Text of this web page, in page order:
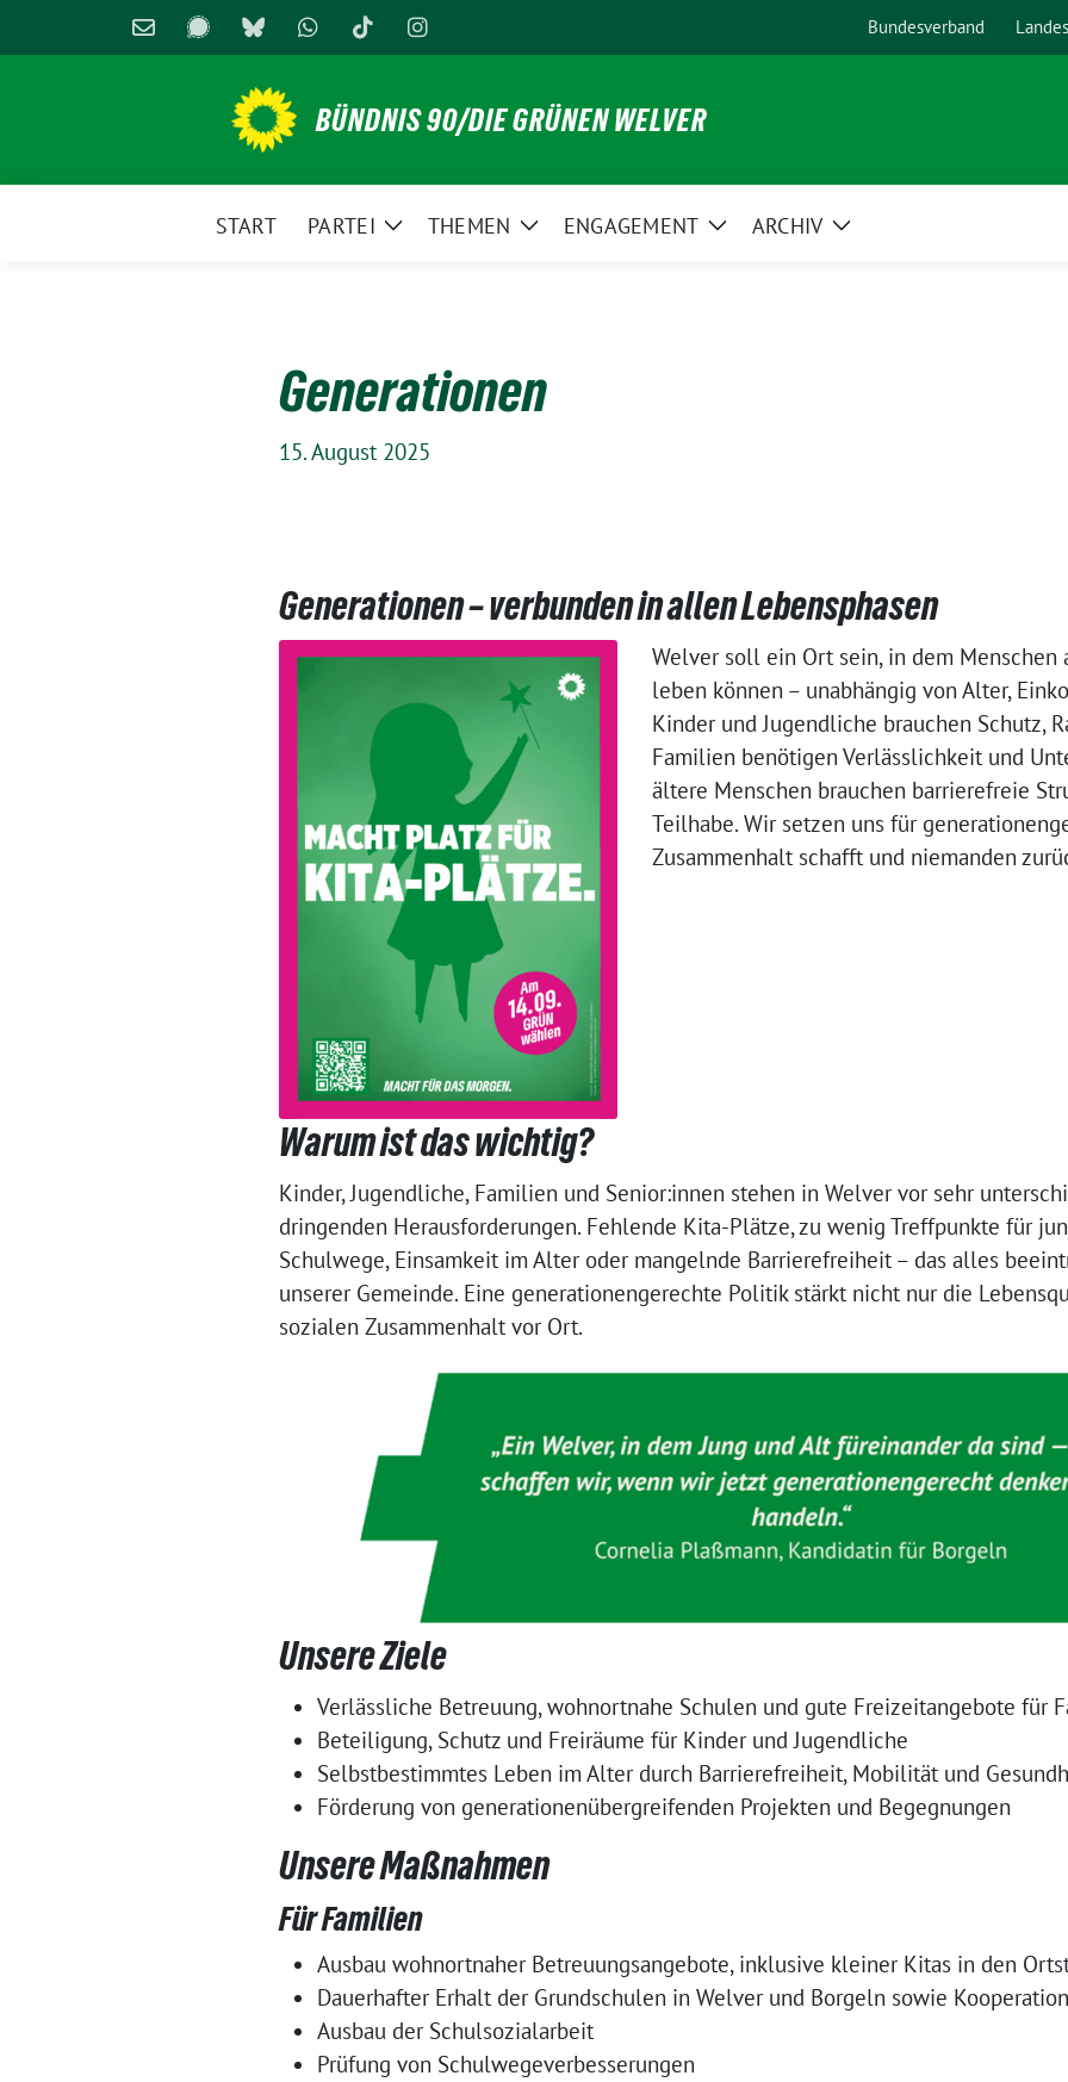
zum
Bundesverband
BÜNDNIS 90/DIE GRÜNEN WELVER
START PARTEI
ZeigeTHEMEN
ZeigeENGAGEMENT
ZeigeARCHIV
Zeige
Generationen
15. August 2025
Generationen – verbunden in allen Lebensphasen
Welver soll ein Ort sein, in dem Menschen
leben können – unabhängig von Alter,
Kinder und Jugendliche brauchen Schutz,
Familien benötigen Verlässlichkeit und
ältere Menschen brauchen barrierefreie
Teilhabe. Wir setzen uns für
Zusammenhalt schafft und niemanden
Warum ist das wichtig?
Kinder, Jugendliche, Familien und Senior:innen stehen in Welver vor sehr
dringenden Herausforderungen. Fehlende Kita-Plätze, zu wenig Treffpunkte für
Schulwege, Einsamkeit im Alter oder mangelnde Barrierefreiheit – das alles
unserer Gemeinde. Eine generationengerechte Politik stärkt nicht nur die
sozialen Zusammenhalt vor Ort.
Unsere Ziele
Verlässliche Betreuung, wohnortnahe Schulen und gute Freizeitangebote für
Beteiligung, Schutz und Freiräume für Kinder und Jugendliche
Selbstbestimmtes Leben im Alter durch Barrierefreiheit, Mobilität und
Förderung von generationenübergreifenden Projekten und Begegnungen
Unsere Maßnahmen
Für Familien
Ausbau wohnortnaher Betreuungsangebote, inklusive kleiner Kitas in den
Dauerhafter Erhalt der Grundschulen in Welver und Borgeln sowie
Ausbau der Schulsozialarbeit
Prüfung von Schulwegeverbesserungen